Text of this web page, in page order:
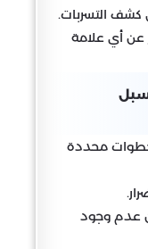
كشف التسربات.
عن أي علامة
خطوات محددة
عدم وجود